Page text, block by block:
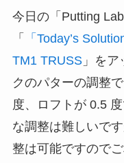
今日の「Putting
「
「Today’s
TM1 TRUSS」をア
クのパターの調整
度、ロフトが 0.5
な調整は難しいで
整は可能ですので